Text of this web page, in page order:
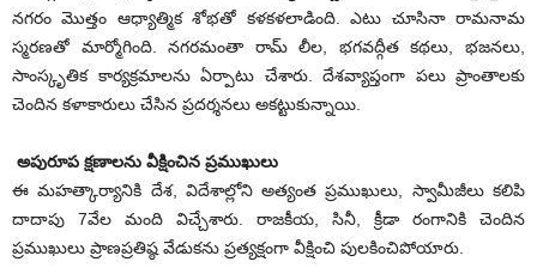
నగరం మొత్తం ఆధ్యాత్మిక శోభతో కళకళలాడింది. ఎటు చూసినా రామనామ
స్మరణతో మార్మోగింది. నగరమంతా రామ్ లీల, భగవద్గీత కథలు, భజనలు,
సాంస్కృతిక కార్యక్రమాలను ఏర్పాటు చేశారు. దేశవ్యాప్తంగా పలు ప్రాంతాలకు
చెందిన కళాకారులు చేసిన ప్రదర్శనలు అక‌ట్టుకున్నాయి.
అపురూప క్షణాలను వీక్షించిన ప్రముఖులు
ఈ మహత్కార్యానికి దేశ, విదేశాల్లోని అత్యంత ప్రముఖులు, స్వామీజీలు కలిపి
దాదాపు 7వేల మంది విచ్చేశారు. రాజకీయ, సినీ, క్రీడా రంగానికి చెందిన
ప్రముఖులు ప్రాణప్రతిష్ఠ వేడుకను ప్రత్యక్షంగా వీక్షించి పులకించిపోయారు.